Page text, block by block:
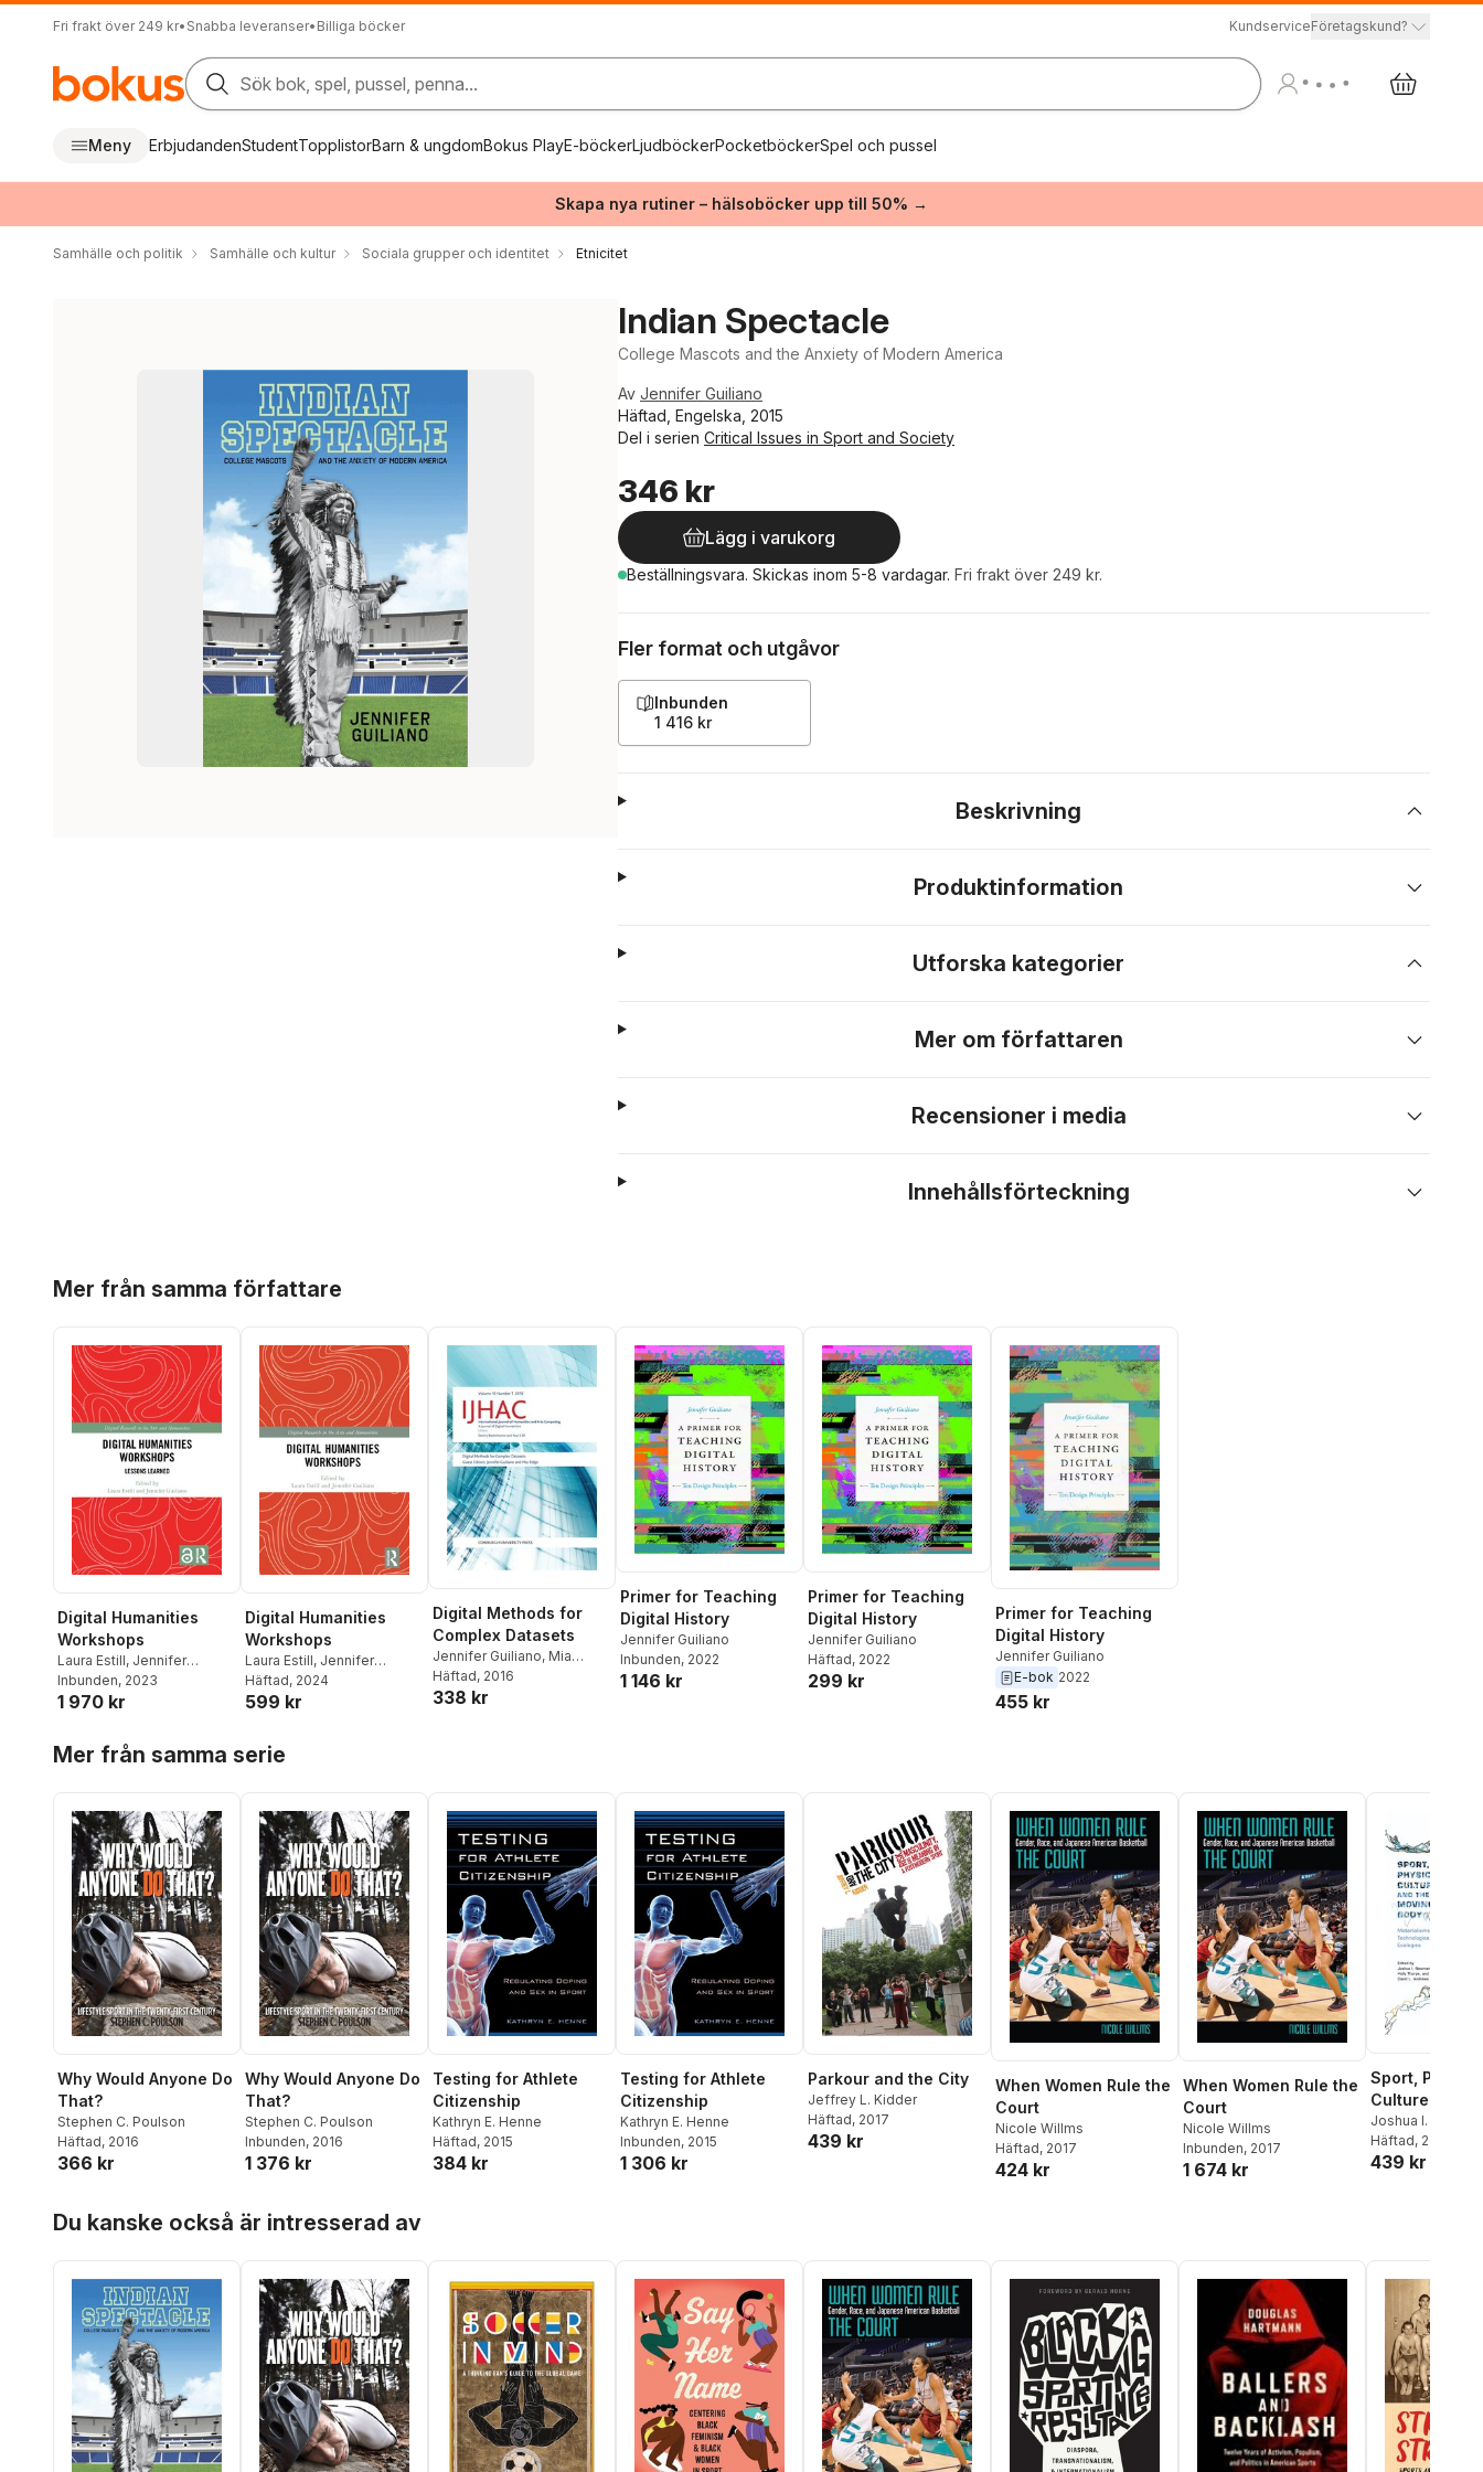
Fri frakt över 249 kr• Snabba leveranser• Billiga böcker KundserviceFöretagskund?
Sök bok, spel, pussel, penna...
Meny ErbjudandenStudentTopplistorBarn & ungdomBokus PlayE-böckerLjudböckerPocketböckerSpel och pussel
Skapa nya rutiner – hälsoböcker upp till 50% →
Samhälle och politik Samhälle och kultur Sociala grupper och identitet Etnicitet
Indian Spectacle
College Mascots and the Anxiety of Modern America
Av Jennifer Guiliano
Häftad, Engelska, 2015
Del i serien Critical Issues in Sport and Society
346 kr
Lägg i varukorg
Beställningsvara. Skickas inom 5-8 vardagar. Fri frakt över 249 kr.
Fler format och utgåvor
Inbunden
1 416 kr
Beskrivning
Produktinformation
Utforska kategorier
Mer om författaren
Recensioner i media
Innehållsförteckning
Mer från samma författare
Digital Humanities
Workshops
Laura Estill, Jennifer
Guiliano
Inbunden, 2023
1 970 kr
Digital Humanities
Workshops
Laura Estill, Jennifer
Guiliano
Häftad, 2024
599 kr
Digital Methods for
Complex Datasets
Jennifer Guiliano, Mia
Ridge
Häftad, 2016
338 kr
Primer for Teaching
Digital History
Jennifer Guiliano
Inbunden, 2022
1 146 kr
Primer for Teaching
Digital History
Jennifer Guiliano
Häftad, 2022
299 kr
Primer for Teaching
Digital History
Jennifer Guiliano
E-bok 2022
455 kr
Mer från samma serie
Why Would Anyone Do
That?
Stephen C. Poulson
Häftad, 2016
366 kr
Why Would Anyone Do
That?
Stephen C. Poulson
Inbunden, 2016
1 376 kr
Testing for Athlete
Citizenship
Kathryn E. Henne
Häftad, 2015
384 kr
Testing for Athlete
Citizenship
Kathryn E. Henne
Inbunden, 2015
1 306 kr
Parkour and the City
Jeffrey L. Kidder
Häftad, 2017
439 kr
When Women Rule the
Court
Nicole Willms
Häftad, 2017
424 kr
When Women Rule the
Court
Nicole Willms
Inbunden, 2017
1 674 kr
Sport,
Culture, and
Moving Body
Joshua I.
Thorpe ,David
Häftad, 2020
439 kr
Du kanske också är intresserad av